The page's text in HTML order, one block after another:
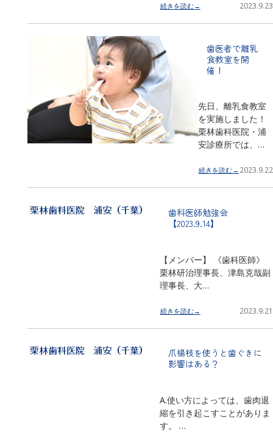
続きを読む→ 2023.9.23
歯医者で離乳
食教室を開
催！
先日、離乳食教室
を実施しました！
栗林歯科医院・浦
安診療所では、…
続きを読む→ 2023.9.22
歯科医師勉強会
【2023.9.14】
【メンバー】 《歯科医師》
栗林研治理事長、津島克哉副
理事長、大…
続きを読む→ 2023.9.21
爪楊枝を使うと歯ぐきに
影響はある？
A.使い方によっては、歯肉退
縮を引き起こすことがありま
す。 …